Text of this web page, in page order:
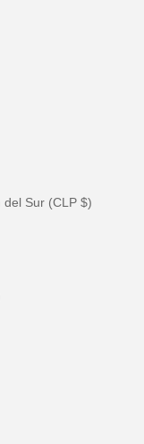
del Sur (CLP $)